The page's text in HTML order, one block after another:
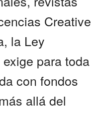
Creative
la Ley
para toda
con fondos
allá del